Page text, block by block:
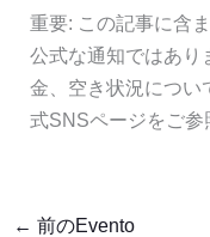
重要: この記事に含
公式な通知ではあり
金、空き状況につい
式SNSページをご参
← 前のEvento